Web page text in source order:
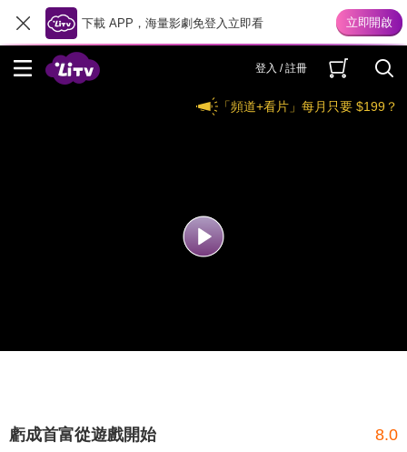
下載 APP，海量影劇免登入立即看
登入 / 註冊
「頻道+看片」每月只要 $199？
虧成首富從遊戲開始 8.0